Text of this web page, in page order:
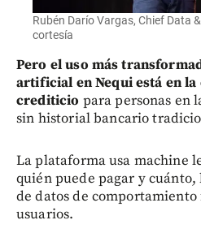
Rubén Darío Vargas, Chief Data
cortesía
Pero el uso más
artificial en Nequi está en la
crediticio para personas en
sin historial bancario
La plataforma usa machine
quién puede pagar y cuánto,
de datos de
usuarios.